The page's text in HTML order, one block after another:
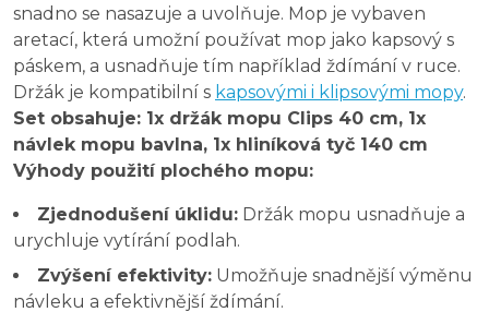
snadno se nasazuje a uvolňuje. Mop je vybaven
aretací, která umožní používat mop jako kapsový s
páskem, a usnadňuje tím například ždímání v ruce.
Držák je kompatibilní s kapsovými i klipsovými mopy.
Set obsahuje: 1x držák mopu Clips 40 cm, 1x
návlek mopu bavlna, 1x hliníková tyč 140 cm
Výhody použití plochého mopu:
Zjednodušení úklidu: Držák mopu usnadňuje a
urychluje vytírání podlah.
Zvýšení efektivity: Umožňuje snadnější výměnu
návleku a efektivnější ždímání.